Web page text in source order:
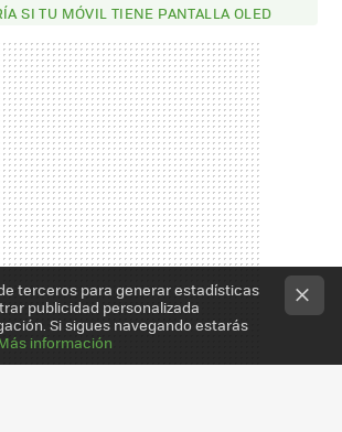
SI TU MÓVIL TIENE PANTALLA OLED
terceros para generar estadísticas
publicidad personalizada
Si sigues navegando estarás
información